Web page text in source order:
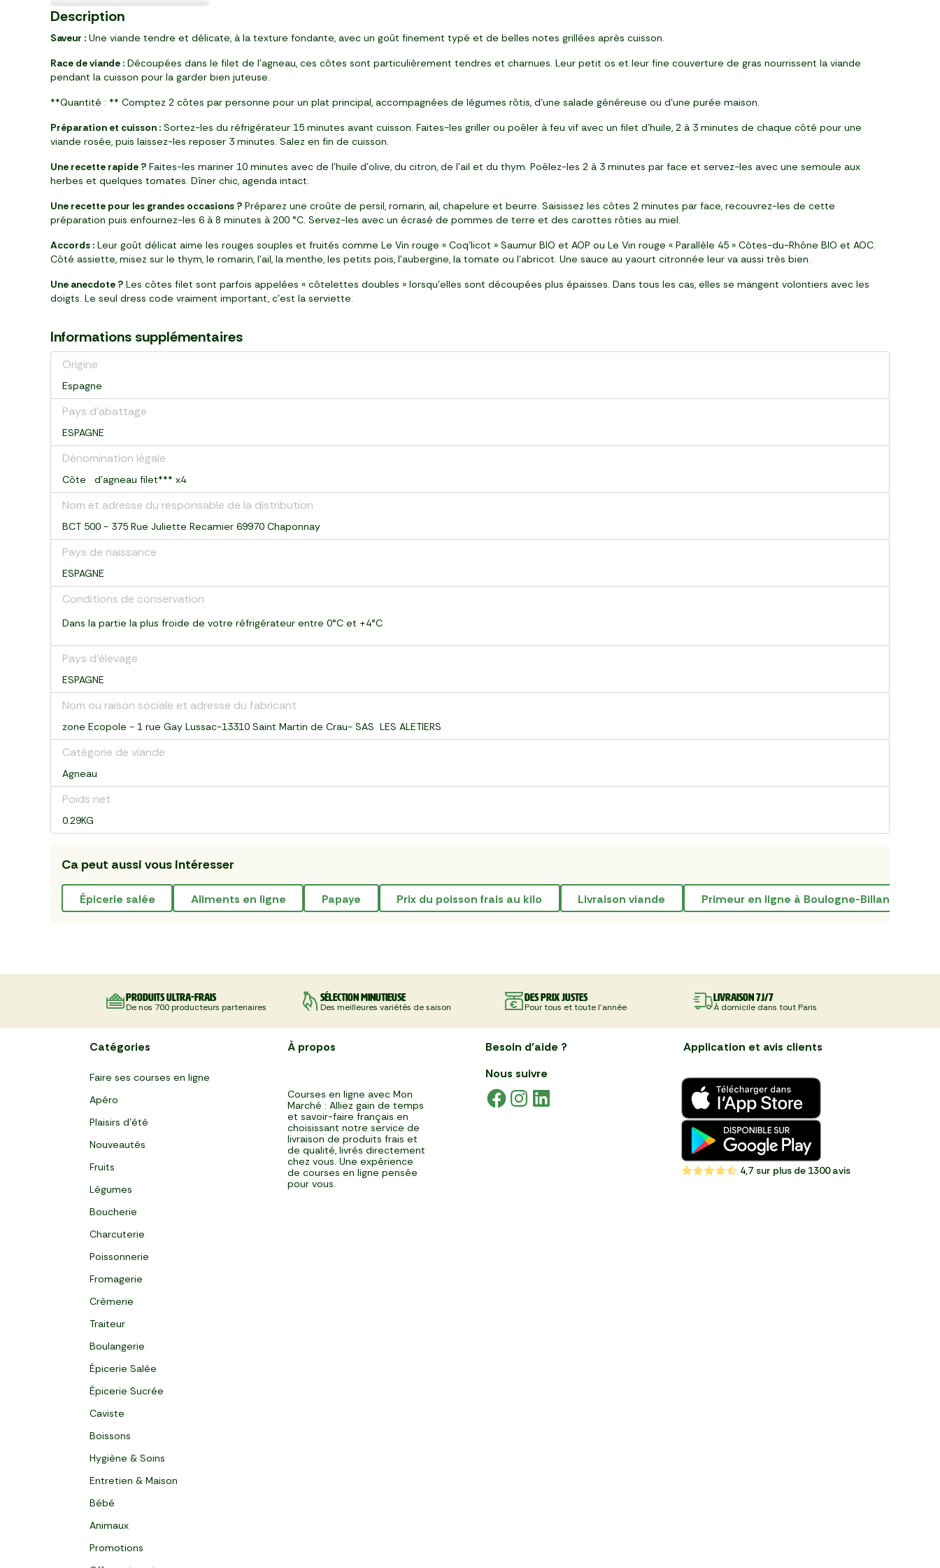
5,99 €
1,98 €
13, 49€
2,99 €
2,19 €
BIO2,99 €
1,50 €
1,50 €
1,98 €
1,89 €
BIO - Vapeur, Gratin
4,99 €
2,49 €
Ultra-frais
2,96 €
Loire
10, 79€
2,89 €
3,99 €
3,99 €
1,29 €
BIO1,87 €
2,59 €
Description
Saveur : Une viande tendre et délicate, à la texture fondante, avec un goût finement typé et de belles notes grillées après cuisson.
Race de viande : Découpées dans le filet de l’agneau, ces côtes sont particulièrement tendres et charnues. Leur petit os et leur fine couverture de gras nourrissent la viande
pendant la cuisson pour la garder bien juteuse.
**Quantité : ** Comptez 2 côtes par personne pour un plat principal, accompagnées de légumes rôtis, d’une salade généreuse ou d’une purée maison.
Préparation et cuisson : Sortez-les du réfrigérateur 15 minutes avant cuisson. Faites-les griller ou poêler à feu vif avec un filet d’huile, 2 à 3 minutes de chaque côté pour une
viande rosée, puis laissez-les reposer 3 minutes. Salez en fin de cuisson.
Une recette rapide ? Faites-les mariner 10 minutes avec de l’huile d’olive, du citron, de l’ail et du thym. Poêlez-les 2 à 3 minutes par face et servez-les avec une semoule aux
herbes et quelques tomates. Dîner chic, agenda intact.
Une recette pour les grandes occasions ? Préparez une croûte de persil, romarin, ail, chapelure et beurre. Saisissez les côtes 2 minutes par face, recouvrez-les de cette
préparation puis enfournez-les 6 à 8 minutes à 200 °C. Servez-les avec un écrasé de pommes de terre et des carottes rôties au miel.
Accords : Leur goût délicat aime les rouges souples et fruités comme Le Vin rouge « Coq’licot » Saumur BIO et AOP ou Le Vin rouge « Parallèle 45 » Côtes-du-Rhône BIO et AOC.
Côté assiette, misez sur le thym, le romarin, l’ail, la menthe, les petits pois, l’aubergine, la tomate ou l’abricot. Une sauce au yaourt citronnée leur va aussi très bien.
Une anecdote ? Les côtes filet sont parfois appelées « côtelettes doubles » lorsqu’elles sont découpées plus épaisses. Dans tous les cas, elles se mangent volontiers avec les
doigts. Le seul dress code vraiment important, c’est la serviette.
Informations supplémentaires
Origine
Espagne
Pays d’abattage
ESPAGNE
Dénomination légale
Côte d'agneau filet*** x4
Nom et adresse du responsable de la distribution
BCT 500 - 375 Rue Juliette Recamier 69970 Chaponnay
Pays de naissance
ESPAGNE
Conditions de conservation
Dans la partie la plus froide de votre réfrigérateur entre 0°C et +4°C
Pays d’élevage
ESPAGNE
Nom ou raison sociale et adresse du fabricant
zone Ecopole - 1 rue Gay Lussac-13310 Saint Martin de Crau- SAS LES ALETIERS
Catégorie de viande
Agneau
Poids net
0.29KG
Ca peut aussi vous intéresser
épicerie salée aliments en ligne papaye prix du poisson frais au kilo livraison viande Primeur en ligne à Boulogne-Billancourt
Produits ultra-frais
De nos 700 producteurs partenaires
Sélection minutieuse
Des meilleures variétés de saison
Des prix justes
Pour tous et toute l'année
Livraison 7J/7
À domicile dans tout Paris
Catégories
Faire ses courses en ligne
Apéro
Plaisirs d'été
Nouveautés
Fruits
Légumes
Boucherie
Charcuterie
Poissonnerie
Fromagerie
Crèmerie
Traiteur
Boulangerie
Épicerie Salée
Épicerie Sucrée
Caviste
Boissons
Hygiène & Soins
Entretien & Maison
Bébé
Animaux
Promotions
À propos
Courses en ligne avec Mon
Marché : Alliez gain de temps
et savoir-faire français en
choisissant notre service de
livraison de produits frais et
de qualité, livrés directement
chez vous. Une expérience
de courses en ligne pensée
pour vous.
Besoin d'aide ?
Nous suivre
Application et avis clients
4,7 sur plus de 1300 avis